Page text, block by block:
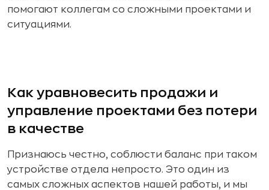
помогают коллегам со сложными проектами и
ситуациями.
Как уравновесить продажи и
управление проектами без потери
в качестве
Признаюсь честно, соблюсти баланс при таком
устройстве отдела непросто. Это один из
самых сложных аспектов нашей работы, и мы